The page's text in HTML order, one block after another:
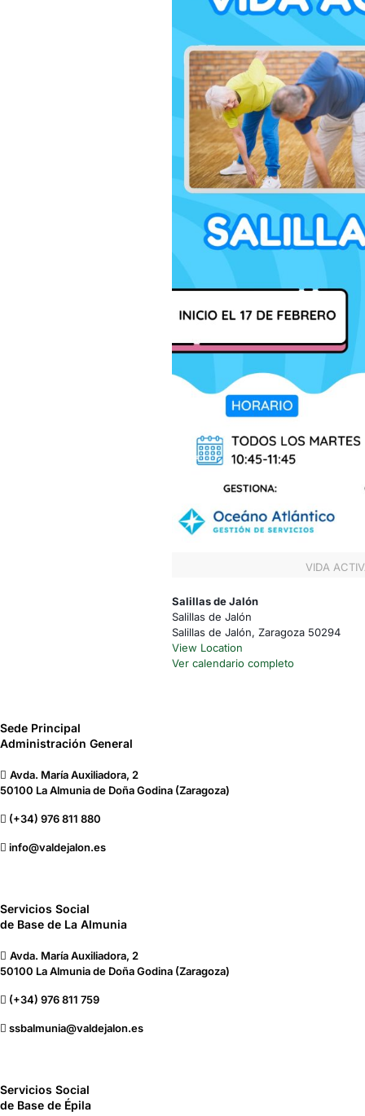
VIDA
Salillas de Jalón
Salillas de Jalón
Salillas de Jalón, Zaragoza 50294
View Location
Ver calendario completo
Sede Principal
Administración General
Avda. María Auxiliadora, 2
50100 La Almunia de Doña Godina (Zaragoza)
(+34) 976 811 880
info@valdejalon.es
Servicios Social
de Base de La Almunia
Avda. María Auxiliadora, 2
50100 La Almunia de Doña Godina (Zaragoza)
(+34) 976 811 759
ssbalmunia@valdejalon.es
Servicios Social
de Base de Épila